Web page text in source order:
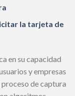
la tarjeta de
en su capacidad
y empresas
de captura